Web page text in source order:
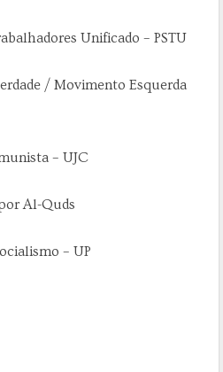
Unificado – PSTU
/ Movimento Esquerda
– UJC
Al-Quds
– UP